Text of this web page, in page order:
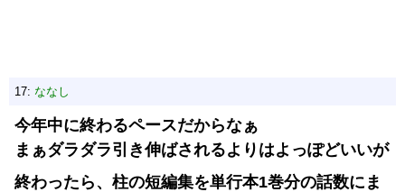
17: ななし
今年中に終わるペースだからなぁ
まぁダラダラ引き伸ばされるよりはよっぽどいいが
終わったら、柱の短編集を単行本1巻分の話数にま